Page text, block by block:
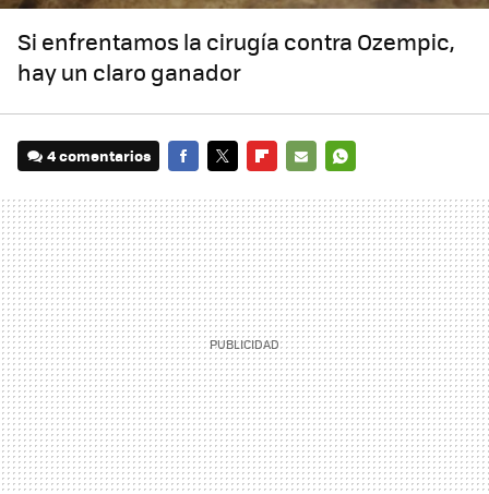
Si enfrentamos la cirugía contra Ozempic,
hay un claro ganador
4 comentarios
MAIL